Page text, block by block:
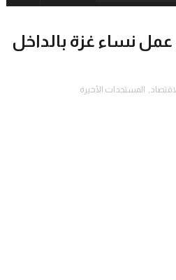
نساء غزة بالداخل
الاقتصاد, المستجدات الأخيرة